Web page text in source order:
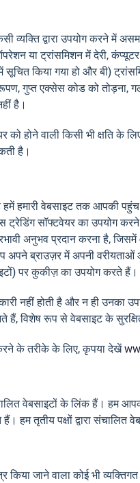
व्यक्ति द्वारा उपयोग करने में
ऑपरेशन या ट्रांसमिशन में देरी,
किया गया हो और बी)
गुप्त एक्सेस कोड को तोड़ना,
है।
को होने वाली किसी भी क्षति
है।
हमारी वेबसाइट तक आपकी
ट्रेडिंग सॉफ्टवेयर का उपयोग
अनुभव प्रदान करना है,
ब्राउज़र में अपनी वरीयताओं
पर कुकीज़ का उपयोग करते
नहीं होती है और न ही
हैं, विशेष रूप से वेबसाइट के
के तरीके के लिए, कृपया देखें
वेबसाइटों के लिंक हैं। हम
हम तृतीय पक्षों द्वारा
जाने वाला कोई भी